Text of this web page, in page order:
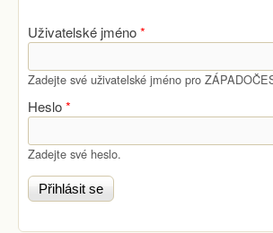
Uživatelské jméno*
Zadejte své uživatelské jméno pro
Heslo*
Zadejte své heslo.